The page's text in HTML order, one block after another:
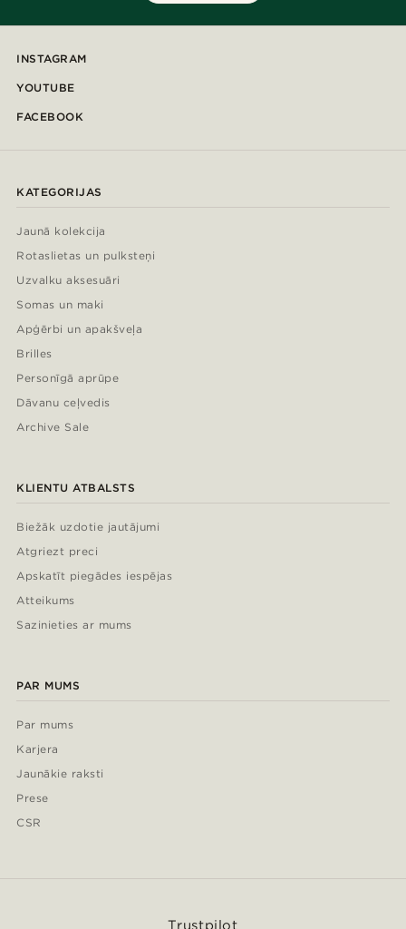
INSTAGRAM
YOUTUBE
FACEBOOK
KATEGORIJAS
Jaunā kolekcija
Rotaslietas un pulksteņi
Uzvalku aksesuāri
Somas un maki
Apģērbi un apakšveļa
Brilles
Personīgā aprūpe
Dāvanu ceļvedis
Archive Sale
KLIENTU ATBALSTS
Biežāk uzdotie jautājumi
Atgriezt preci
Apskatīt piegādes iespējas
Atteikums
Sazinieties ar mums
PAR MUMS
Par mums
Karjera
Jaunākie raksti
Prese
CSR